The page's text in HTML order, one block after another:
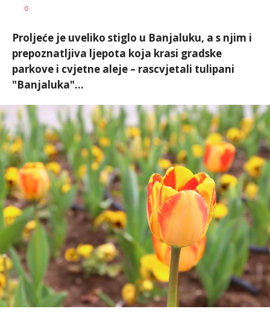
AUTOR
0
Proljeće je uveliko stiglo u Banjaluku, a s njim i
prepoznatljiva ljepota koja krasi gradske
parkove i cvjetne aleje – rascvjetali tulipani
"Banjaluka"...